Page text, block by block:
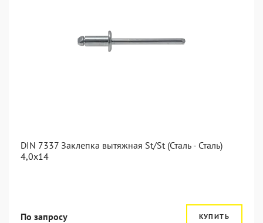
DIN 7337 Заклепка вытяжная St/St (Сталь - Сталь)
4,0x14
По запросу КУПИТЬ